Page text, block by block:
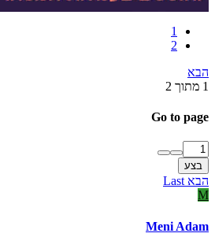
1
2
הבא
1 מתוך 2
Go to page
בצע
הבא Last
M
Meni Adam